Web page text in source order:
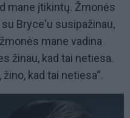
mane įtikintų. Žmonės
Bryce'u susipažinau,
mane vadina
žinau, kad tai netiesa.
kad tai netiesa“.